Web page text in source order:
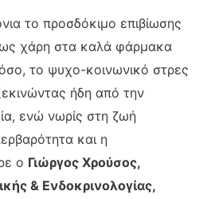
το προσδόκιμο επιβίωσης
χάρη στα καλά φάρμακα
το ψυχο-κοινωνικό στρες
ήδη από την
ενώ νωρίς στη ζωή
και η
ο Γιώργος Χρούσος,
& Ενδοκρινολογίας,